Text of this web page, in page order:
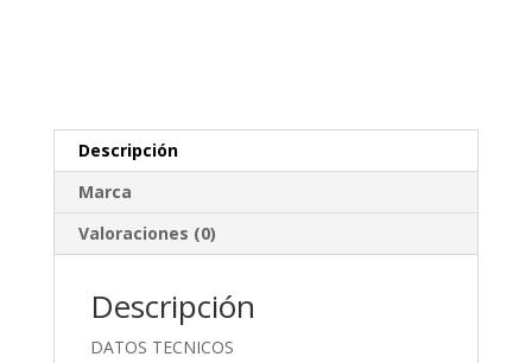
Descripción
Marca
Valoraciones (0)
Descripción
DATOS TECNICOS